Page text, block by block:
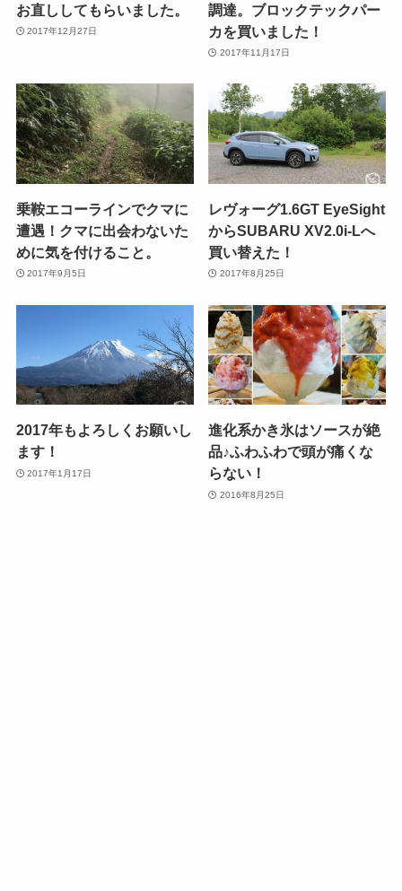
お直ししてもらいました。
2017年12月27日
調達。ブロックテックパー
カを買いました！
2017年11月17日
乗鞍エコーラインでクマに
遭遇！クマに出会わないた
めに気を付けること。
2017年9月5日
レヴォーグ1.6GT EyeSight
からSUBARU XV2.0i-Lへ
買い替えた！
2017年8月25日
2017年もよろしくお願いし
ます！
2017年1月17日
進化系かき氷はソースが絶
品♪ふわふわで頭が痛くな
らない！
2016年8月25日